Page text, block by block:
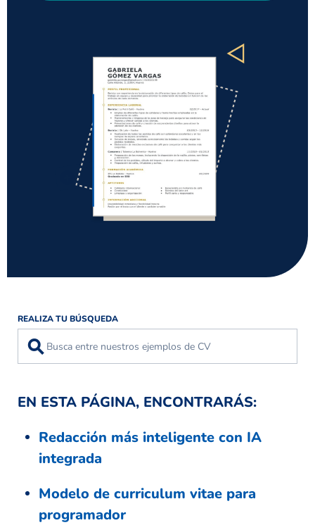
REALIZA TU BÚSQUEDA
⚲
EN ESTA PÁGINA, ENCONTRARÁS:
Redacción más inteligente con IA
integrada
Modelo de curriculum vitae para
programador